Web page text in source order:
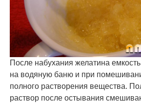
После набухания желатина
на водяную баню и при
полного растворения вещества.
раствор после остывания